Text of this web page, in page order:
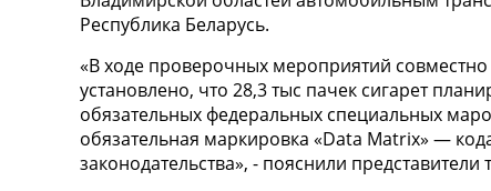
Республика Беларусь.
«В ходе проверочных мероприятий
установлено, что 28,3 тыс пачек сигарет
обязательных федеральных специальных
обязательная маркировка «Data Matrix» —
законодательства», - пояснили